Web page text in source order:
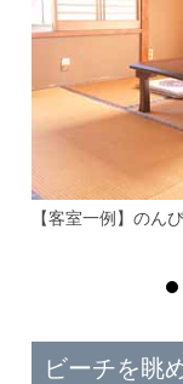
【客室一例】のん
ビーチを眺